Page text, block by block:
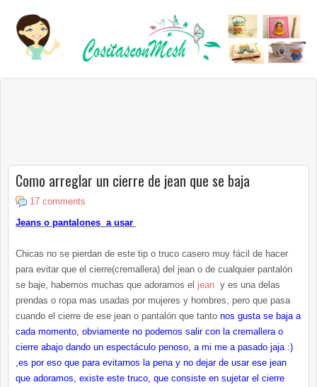
Como arreglar un cierre de jean que se baja
17 comments
Jeans o pantalones a usar
Chicas no se pierdan de este tip o truco casero muy fácil de hacer
para evitar que el cierre(cremallera) del jean o de cualquier pantalón
se baje, habemos muchas que adoramos el jean y es una delas
prendas o ropa mas usadas por mujeres y hombres, pero que pasa
cuando el cierre de ese jean o pantalón que tanto nos gusta se baja a
cada momento, obviamente no podemos salir con la cremallera o
cierre abajo dando un espectáculo penoso, a mi me a pasado jaja :)
,es por eso que para evitarnos la pena y no dejar de usar ese jean
que adoramos, existe este truco, que consiste en sujetar el cierre